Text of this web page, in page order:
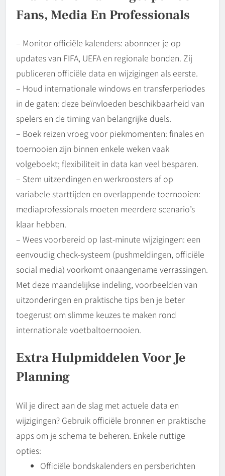
Fans, Media En Professionals
– Monitor officiële kalenders: abonneer je op
updates van FIFA, UEFA en regionale bonden. Zij
publiceren officiële data en wijzigingen als eerste.
– Houd internationale windows en transferperiodes
in de gaten: deze beïnvloeden beschikbaarheid van
spelers en de timing van belangrijke duels.
– Boek reizen vroeg voor piekmomenten: finales en
toernooien zijn binnen enkele weken vaak
volgeboekt; flexibiliteit in data kan veel besparen.
– Stem uitzendingen en werkroosters af op
variabele starttijden en overlappende toernooien:
mediaprofessionals moeten meerdere scenario’s
klaar hebben.
– Wees voorbereid op last-minute wijzigingen: een
eenvoudig check-systeem (pushmeldingen, officiële
social media) voorkomt onaangename verrassingen.
Met deze maandelijkse indeling, voorbeelden van
uitzonderingen en praktische tips ben je beter
toegerust om slimme keuzes te maken rond
internationale voetbaltoernooien.
Extra Hulpmiddelen Voor Je
Planning
Wil je direct aan de slag met actuele data en
wijzigingen? Gebruik officiële bronnen en praktische
apps om je schema te beheren. Enkele nuttige
opties:
Officiële bondskalenders en persberichten